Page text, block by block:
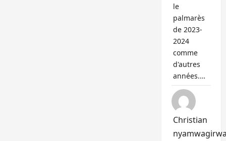
le
palmarès
de 2023-
2024
comme
d'autres
années.…
Christian